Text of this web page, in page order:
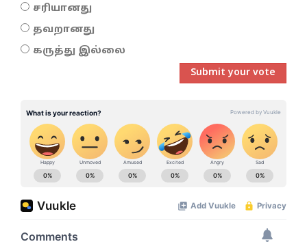
சரியானது
தவறானது
கருத்து இல்லை
Submit your vote